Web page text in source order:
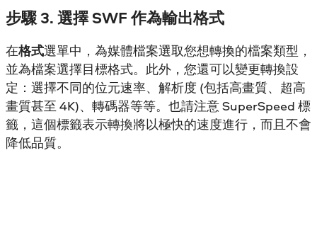
步驟 3. 選擇 SWF 作為輸出格式
在格式選單中，為媒體檔案選取您想轉換的檔案類型，
並為檔案選擇目標格式。此外，您還可以變更轉換設
定：選擇不同的位元速率、解析度 (包括高畫質、超高
畫質甚至 4K)、轉碼器等等。也請注意 SuperSpeed 標
籤，這個標籤表示轉換將以極快的速度進行，而且不會
降低品質。